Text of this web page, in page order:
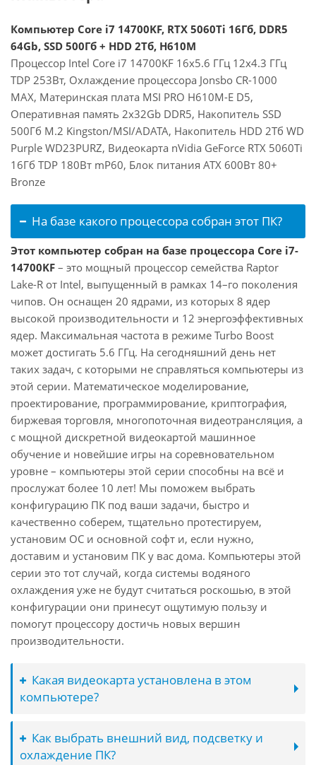
Компьютер Core i7 14700KF, RTX 5060Ti 16Гб, DDR5
64Gb, SSD 500Гб + HDD 2Тб, H610M
Процессор Intel Core i7 14700KF 16x5.6 ГГц 12x4.3 ГГц
TDP 253Вт, Охлаждение процессора Jonsbo CR-1000
MAX, Материнская плата MSI PRO H610M-E D5,
Оперативная память 2x32Gb DDR5, Накопитель SSD
500Гб M.2 Kingston/MSI/ADATA, Накопитель HDD 2Тб WD
Purple WD23PURZ, Видеокарта nVidia GeForce RTX 5060Ti
16Гб TDP 180Вт mP60, Блок питания ATX 600Вт 80+
Bronze
На базе какого процессора собран этот ПК?
Этот компьютер собран на базе процессора Core i7-
14700KF – это мощный процессор семейства Raptor
Lake-R от Intel, выпущенный в рамках 14–го поколения
чипов. Он оснащен 20 ядрами, из которых 8 ядер
высокой производительности и 12 энергоэффективных
ядер. Максимальная частота в режиме Turbo Boost
может достигать 5.6 ГГц. На сегодняшний день нет
таких задач, с которыми не справляться компьютеры из
этой серии. Математическое моделирование,
проектирование, программирование, криптография,
биржевая торговля, многопоточная видеотрансляция, а
с мощной дискретной видеокартой машинное
обучение и новейшие игры на соревновательном
уровне – компьютеры этой серии способны на всё и
прослужат более 10 лет! Мы поможем выбрать
конфигурацию ПК под ваши задачи, быстро и
качественно соберем, тщательно протестируем,
установим ОС и основной софт и, если нужно,
доставим и установим ПК у вас дома. Компьютеры этой
серии это тот случай, когда системы водяного
охлаждения уже не будут считаться роскошью, в этой
конфигурации они принесут ощутимую пользу и
помогут процессору достичь новых вершин
производительности.
Какая видеокарта установлена в этом
компьютере?
Как выбрать внешний вид, подсветку и
охлаждение ПК?